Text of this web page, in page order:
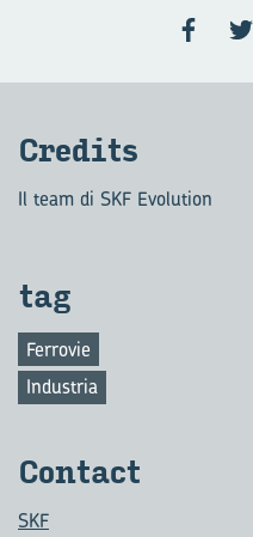
Cre­di­ts
Il team di SKF Evolution
tag
Ferrovie
Industria
Con­tact
SKF